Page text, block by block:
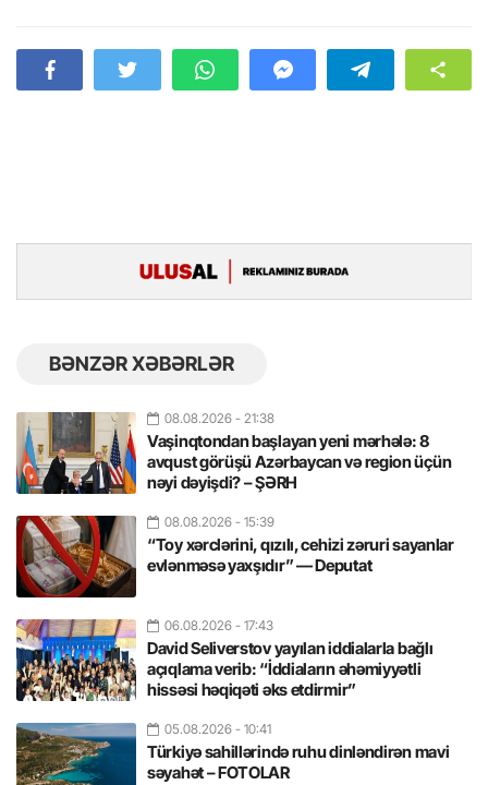
BƏNZƏR XƏBƏRLƏR
08.08.2026 - 21:38
Vaşinqtondan başlayan yeni mərhələ: 8
avqust görüşü Azərbaycan və region üçün
nəyi dəyişdi? – ŞƏRH
08.08.2026 - 15:39
“Toy xərclərini, qızılı, cehizi zəruri sayanlar
evlənməsə yaxşıdır” — Deputat
06.08.2026 - 17:43
David Seliverstov yayılan iddialarla bağlı
açıqlama verib: “İddiaların əhəmiyyətli
hissəsi həqiqəti əks etdirmir”
05.08.2026 - 10:41
Türkiyə sahillərində ruhu dinləndirən mavi
səyahət – FOTOLAR